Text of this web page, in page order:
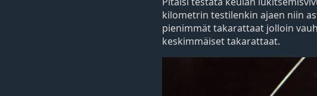
kilometrin testilenkin ajaen niin
pienimmät takarattaat jolloin
keskimmäiset takarattaat.